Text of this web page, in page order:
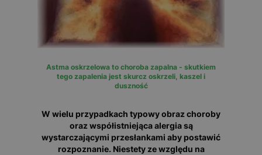
Astma oskrzelowa to choroba zapalna - skutkiem
tego zapalenia jest skurcz oskrzeli, kaszel i
duszność
W wielu przypadkach typowy obraz choroby
oraz współistniejąca alergia są
wystarczającymi przesłankami aby postawić
rozpoznanie. Niestety ze względu na